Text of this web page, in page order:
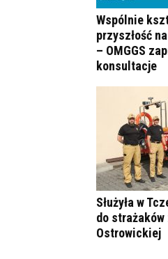
Wspólnie
przyszłość
– OMGGS
konsultacje
Służyła w
do
Ostrowickiej